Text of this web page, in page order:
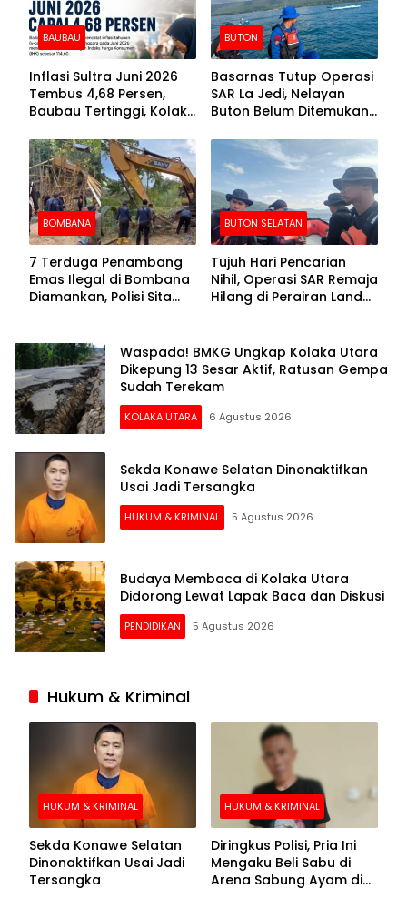
BAUBAU
Inflasi Sultra Juni 2026
Tembus 4,68 Persen,
Baubau Tertinggi, Kolaka
BUTON
Basarnas Tutup Operasi
SAR La Jedi, Nelayan
Buton Belum Ditemukan
BOMBANA
7 Terduga Penambang
Emas Ilegal di Bombana
Diamankan, Polisi Sita
BUTON SELATAN
Tujuh Hari Pencarian
Nihil, Operasi SAR Remaja
Hilang di Perairan Lande
Waspada! BMKG Ungkap Kolaka Utara
Dikepung 13 Sesar Aktif, Ratusan Gempa
Sudah Terekam
KOLAKA UTARA 6 Agustus 2026
Sekda Konawe Selatan Dinonaktifkan
Usai Jadi Tersangka
HUKUM & KRIMINAL 5 Agustus 2026
Budaya Membaca di Kolaka Utara
Didorong Lewat Lapak Baca dan Diskusi
PENDIDIKAN 5 Agustus 2026
Hukum & Kriminal
HUKUM & KRIMINAL
Sekda Konawe Selatan
Dinonaktifkan Usai Jadi
Tersangka
HUKUM & KRIMINAL
Diringkus Polisi, Pria Ini
Mengaku Beli Sabu di
Arena Sabung Ayam di